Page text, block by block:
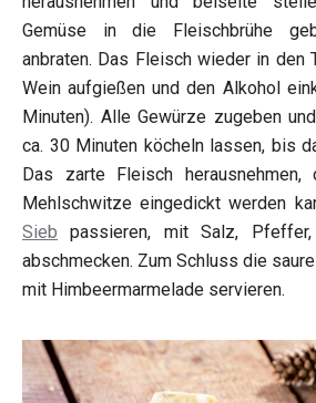
Gemüse in die Fleischbrühe
anbraten. Das Fleisch wieder in den
Wein aufgießen und den Alkohol
Minuten). Alle Gewürze zugeben
ca. 30 Minuten köcheln lassen, bis
Das zarte Fleisch
Mehlschwitze eingedickt werden
Sieb passieren, mit Salz,
abschmecken. Zum Schluss die
mit Himbeermarmelade servieren.